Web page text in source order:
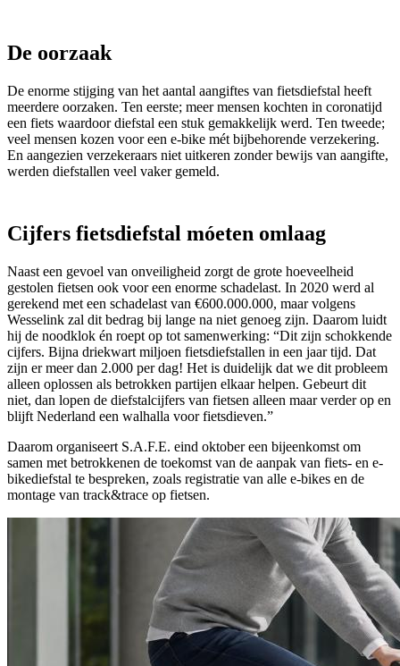
De oorzaak
De enorme stijging van het aantal aangiftes van fietsdiefstal heeft
meerdere oorzaken. Ten eerste; meer mensen kochten in coronatijd
een fiets waardoor diefstal een stuk gemakkelijk werd. Ten tweede;
veel mensen kozen voor een e-bike mét bijbehorende verzekering.
En aangezien verzekeraars niet uitkeren zonder bewijs van aangifte,
werden diefstallen veel vaker gemeld.
Cijfers fietsdiefstal móeten omlaag
Naast een gevoel van onveiligheid zorgt de grote hoeveelheid
gestolen fietsen ook voor een enorme schadelast. In 2020 werd al
gerekend met een schadelast van €600.000.000, maar volgens
Wesselink zal dit bedrag bij lange na niet genoeg zijn. Daarom luidt
hij de noodklok én roept op tot samenwerking: “Dit zijn schokkende
cijfers. Bijna driekwart miljoen fietsdiefstallen in een jaar tijd. Dat
zijn er meer dan 2.000 per dag! Het is duidelijk dat we dit probleem
alleen oplossen als betrokken partijen elkaar helpen. Gebeurt dit
niet, dan lopen de diefstalcijfers van fietsen alleen maar verder op en
blijft Nederland een walhalla voor fietsdieven.”
Daarom organiseert S.A.F.E. eind oktober een bijeenkomst om
samen met betrokkenen de toekomst van de aanpak van fiets- en e-
bikediefstal te bespreken, zoals registratie van alle e-bikes en de
montage van track&trace op fietsen.